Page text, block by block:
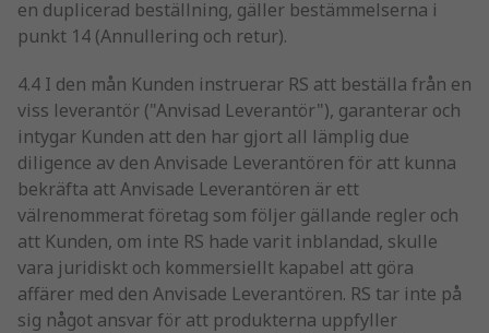
en duplicerad beställning, gäller bestämmelserna i
punkt 14 (Annullering och retur).
4.4 I den mån Kunden instruerar RS att beställa från en
viss leverantör ("Anvisad Leverantör"), garanterar och
intygar Kunden att den har gjort all lämplig due
diligence av den Anvisade Leverantören för att kunna
bekräfta att Anvisade Leverantören är ett
välrenommerat företag som följer gällande regler och
att Kunden, om inte RS hade varit inblandad, skulle
vara juridiskt och kommersiellt kapabel att göra
affärer med den Anvisade Leverantören. RS tar inte på
sig något ansvar för att produkterna uppfyller